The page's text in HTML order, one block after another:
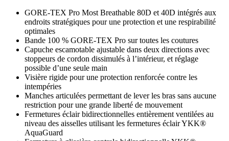
GORE-TEX Pro Most Breathable 80D et 40D intégrés aux
endroits stratégiques pour une protection et une respirabilité
optimales
Bande 100 % GORE-TEX Pro sur toutes les coutures
Capuche escamotable ajustable dans deux directions avec
stoppeurs de cordon dissimulés à l’intérieur, et réglage
possible d’une seule main
Visière rigide pour une protection renforcée contre les
intempéries
Manches articulées permettant de lever les bras sans aucune
restriction pour une grande liberté de mouvement
Fermetures éclair bidirectionnelles entièrement ventilées au
niveau des aisselles utilisant les fermetures éclair YKK®
AquaGuard